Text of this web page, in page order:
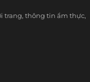
trang, thông tin ẩm thực,